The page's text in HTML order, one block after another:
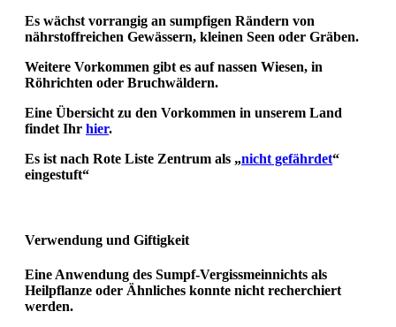
Es wächst vorrangig an sumpfigen Rändern von
nährstoffreichen Gewässern, kleinen Seen oder Gräben.
Weitere Vorkommen gibt es auf nassen Wiesen, in
Röhrichten oder Bruchwäldern.
Eine Übersicht zu den Vorkommen in unserem Land
findet Ihr hier.
Es ist nach Rote Liste Zentrum als „nicht gefährdet“
eingestuft“
Verwendung und Giftigkeit
Eine Anwendung des Sumpf-Vergissmeinnichts als
Heilpflanze oder Ähnliches konnte nicht recherchiert
werden.